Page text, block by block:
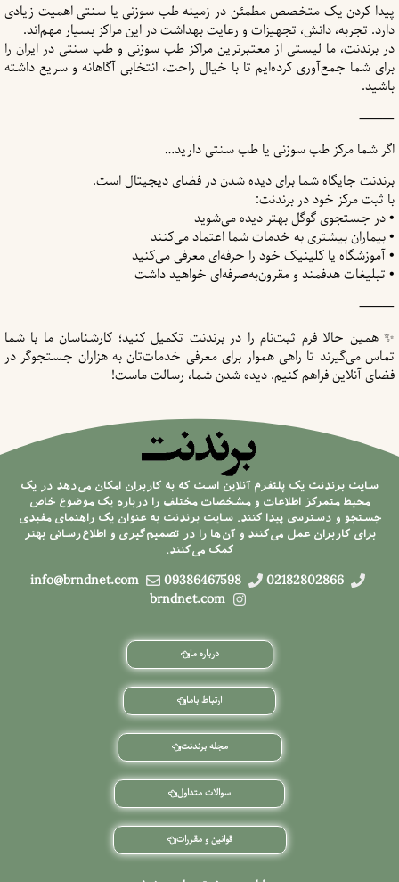
پیدا کردن یک متخصص مطمئن در زمینه طب سوزنی یا سنتی اهمیت زیادی
دارد. تجربه، دانش، تجهیزات و رعایت بهداشت در این مراکز بسیار مهم‌اند.
در برندنت، ما لیستی از معتبرترین مراکز طب سوزنی و طب سنتی در ایران را
برای شما جمع‌آوری کرده‌ایم تا با خیال راحت، انتخابی آگاهانه و سریع داشته
باشید.
⸻
اگر شما مرکز طب سوزنی یا طب سنتی دارید…
برندنت جایگاه شما برای دیده شدن در فضای دیجیتال است.
با ثبت مرکز خود در برندنت:
• در جستجوی گوگل بهتر دیده می‌شوید
• بیماران بیشتری به خدمات شما اعتماد می‌کنند
• آموزشگاه یا کلینیک خود را حرفه‌ای معرفی می‌کنید
• تبلیغات هدفمند و مقرون‌به‌صرفه‌ای خواهید داشت
⸻
✨ همین حالا فرم ثبت‌نام را در برندنت تکمیل کنید؛ کارشناسان ما با شما
تماس می‌گیرند تا راهی هموار برای معرفی خدمات‌تان به هزاران جستجوگر در
فضای آنلاین فراهم کنیم. دیده شدن شما، رسالت ماست!
سایت برندنت یک پلتفرم آنلاین است که به کاربران امکان می‌دهد در یک
محیط متمرکز اطلاعات و مشخصات مختلف را درباره یک موضوع خاص
جستجو و دسترسی پیدا کنند. سایت برندنت به عنوان یک راهنمای مفیدی
برای کاربران عمل می‌کنند و آن‌ها را در تصمیم‌گیری و اطلاع‌رسانی بهتر
کمک می‌کنند.
02182802866
09386467598
info@brndnet.com
brndnet.com
درباره ما
ارتباط باما
مجله برندنت
سوالات متداول
قوانین و مقررات